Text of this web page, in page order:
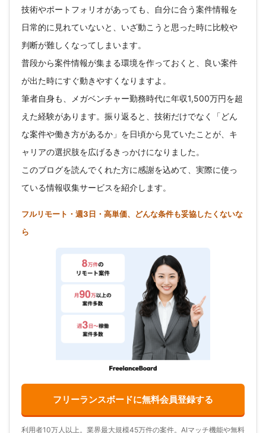
技術やポートフォリオがあっても、自分に合う案件情報を
日常的に見れていないと、いざ動こうと思った時に比較や
判断が難しくなってしまいます。
普段から案件情報が集まる環境を作っておくと、良い案件
が出た時にすぐ動きやすくなりますよ。
筆者自身も、メガベンチャー勤務時代に年収1,500万円を超
えた経験があります。振り返ると、技術だけでなく「どん
な案件や働き方があるか」を日頃から見ていたことが、キ
ャリアの選択肢を広げるきっかけになりました。
このブログを読んでくれた方に感謝を込めて、実際に使っ
ている情報収集サービスを紹介します。
フルリモート・週3日・高単価、どんな条件も妥協したくないな
ら
フリーランスボードに無料会員登録する
利用者10万人以上。業界最大規模45万件の案件。AIマッチ機能や無料